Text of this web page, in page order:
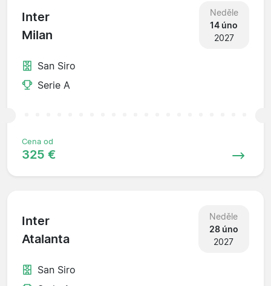
Inter
Milan
Neděle
14 úno
2027
San Siro
Serie A
Cena od
325 €
Inter
Atalanta
Neděle
28 úno
2027
San Siro